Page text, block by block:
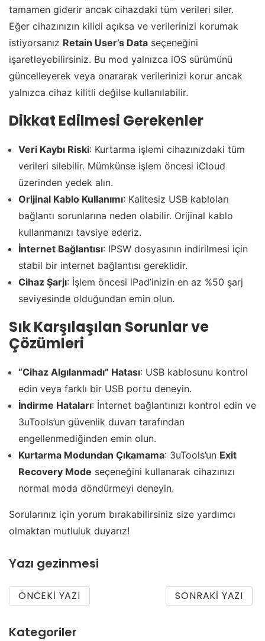
tamamen giderir ancak cihazdaki tüm verileri siler.
Eğer cihazınızın kilidi açıksa ve verilerinizi korumak
istiyorsanız Retain User’s Data seçeneğini
işaretleyebilirsiniz. Bu mod yalnızca iOS sürümünü
güncelleyerek veya onararak verilerinizi korur ancak
yalnızca cihaz kilitli değilse kullanılabilir.
Dikkat Edilmesi Gerekenler
Veri Kaybı Riski: Kurtarma işlemi cihazınızdaki tüm
verileri silebilir. Mümkünse işlem öncesi iCloud
üzerinden yedek alın.
Orijinal Kablo Kullanımı: Kalitesiz USB kabloları
bağlantı sorunlarına neden olabilir. Orijinal kablo
kullanmanızı tavsiye ederiz.
İnternet Bağlantısı: IPSW dosyasının indirilmesi için
stabil bir internet bağlantısı gereklidir.
Cihaz Şarjı: İşlem öncesi iPad’inizin en az %50 şarj
seviyesinde olduğundan emin olun.
Sık Karşılaşılan Sorunlar ve
Çözümleri
“Cihaz Algılanmadı” Hatası: USB kablosunu kontrol
edin veya farklı bir USB portu deneyin.
İndirme Hataları: İnternet bağlantınızı kontrol edin ve
3uTools’un güvenlik duvarı tarafından
engellenmediğinden emin olun.
Kurtarma Modundan Çıkamama: 3uTools’un Exit
Recovery Mode seçeneğini kullanarak cihazınızı
normal moda döndürmeyi deneyin.
Sorularınız için yorum bırakabilirsiniz size yardımcı
olmaktan mutluluk duyarız!
Yazı gezinmesi
ÖNCEKI YAZI SONRAKI YAZI
Kategoriler